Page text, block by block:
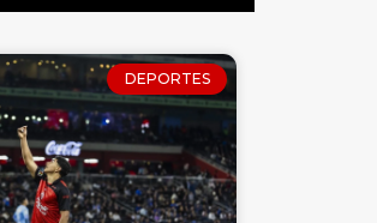
DEPORTES